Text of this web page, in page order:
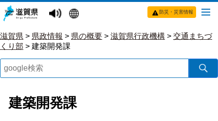
防災・災害情報
滋賀県 > 県政情報 > 県の概要 > 滋賀県行政機構 > 交通まちづ
くり部 > 建築開発課
建築開発課